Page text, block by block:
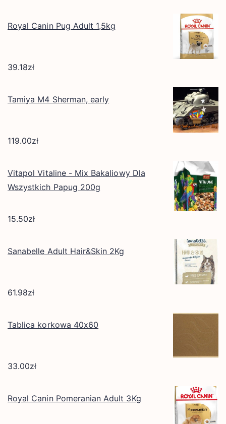
Royal Canin Pug Adult 1,5kg
39.18zł
Tamiya M4 Sherman, early
119.00zł
Vitapol Vitaline - Mix Bakaliowy Dla
Wszystkich Papug 200g
15.50zł
Sanabelle Adult Hair&Skin 2Kg
61.98zł
Tablica korkowa 40x60
33.00zł
Royal Canin Pomeranian Adult 3Kg